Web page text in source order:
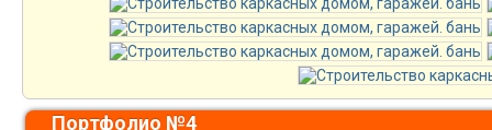
Портфолио №4